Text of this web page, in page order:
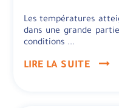
Les températures
dans une grande
conditions ...
LIRE LA SUITE